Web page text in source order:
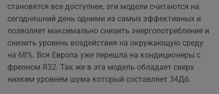
становятся все доступнее, эти модели считаются на
сегодняшний день одними из самых эффективных и
позволяет максимально снизить энергопотребление и
снизить уровень воздействия на окружающую среду
на 68%. Вся Европа уже перешла на кондиционеры с
фреоном R32. Так же в эта модель обладает сверх
низким уровнем шума который составляет 34Дб.